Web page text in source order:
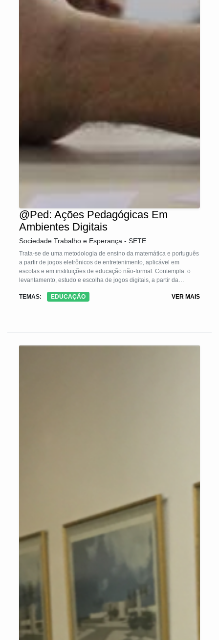
@Ped: Ações Pedagógicas Em
Ambientes Digitais
Sociedade Trabalho e Esperança - SETE
Trata-se de uma metodologia de ensino da matemática e português
a partir de jogos eletrônicos de entretenimento, aplicável em
escolas e em instituições de educação não-formal. Contempla: o
levantamento, estudo e escolha de jogos digitais, a partir da
leitura/escrita e a matemática presentes nos jogos de modo
contam com o protagonismo dos educandos, desde a escolha dos
TEMAS: EDUCAÇÃO VER MAIS